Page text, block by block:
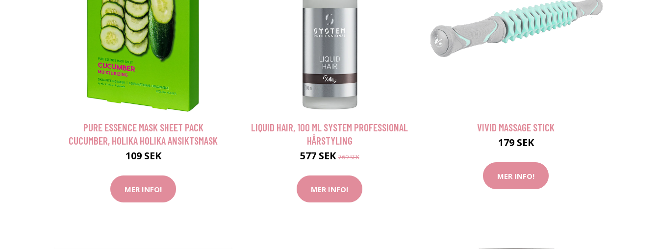
PURE ESSENCE MASK SHEET PACK
CUCUMBER, HOLIKA HOLIKA ANSIKTSMASK
109 SEK
MER INFO!
LIQUID HAIR, 100 ML SYSTEM PROFESSIONAL
HÅRSTYLING
577 SEK769 SEK
MER INFO!
VIVID MASSAGE STICK
179 SEK
MER INFO!